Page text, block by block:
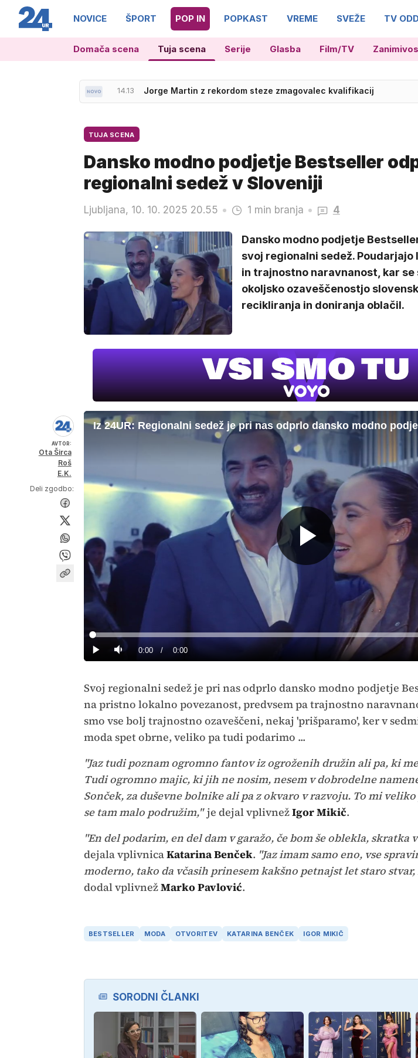
NOVICE ŠPORT POP IN POPKAST VREME SVEŽE TV
Domača scena Tuja scena Serije Glasba Film/TV
14.13 Jorge Martin z rekordom steze zmagovalec kvalifikacij
13.47 Od Kopra do Ljubljane več kot dve uri
TUJA SCENA
Dansko modno podjetje Bestseller
regionalni sedež v Sloveniji
Ljubljana, 10. 10. 2025 20.55 1 min branja 4
Dansko modno podjetje
svoj regionalni sedež. Poudarjajo
in trajnostno naravnanost, kar
okoljsko ozaveščenostjo
recikliranja in doniranja oblačil.
AVTOR:
Ota Širca
Roš
E.K.
Deli zgodbo:
Iz 24UR: Regionalni sedež je pri nas odprlo dansko modno
Predvajaj
Predvajaj
Tiho Current
0:00 / Duration
0:00
Loaded:
0%
Svoj regionalni sedež je pri nas odprlo dansko modno podjetje
na pristno lokalno povezanost, predvsem pa trajnostno
smo vse bolj trajnostno ozaveščeni, nekaj 'prišparamo', ker v
moda spet obrne, veliko pa tudi podarimo ...
"Jaz tudi poznam ogromno fantov iz ogroženih družin ali pa, ki
Tudi ogromno majic, ki jih ne nosim, nesem v dobrodelne
Sonček, za duševne bolnike ali pa z okvaro v razvoju. To mi
se tam malo podružim,"je dejal vplivnežIgor Mikič.
"En del podarim, en del dam v garažo, če bom še oblekla, skratka
dejala vplivnicaKatarina Benček. "Jaz imam samo eno, vse
moderno, tako da včasih prinesem kakšno petnajst let staro
dodal vplivnežMarko Pavlović.
BESTSELLER MODA OTVORITEV KATARINA BENČEK IGOR MIKIČ
SORODNI ČLANKI